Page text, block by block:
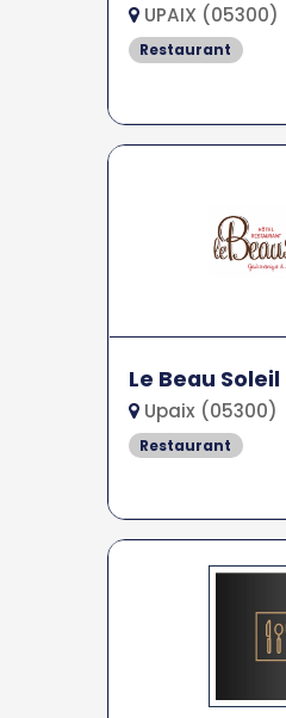
UPAIX (05300)
Restaurant
Le Beau Soleil
Upaix (05300)
Restaurant